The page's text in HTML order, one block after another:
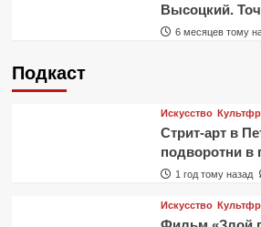
Высоцкий.
6 месяцев тому
Подкаст
Искусство
Стрит-арт в
подворотни в
1 год тому назад
Искусство